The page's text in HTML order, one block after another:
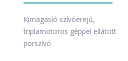
Kimagasló szívóerejű,
triplamotoros géppel ellátott
porszívó